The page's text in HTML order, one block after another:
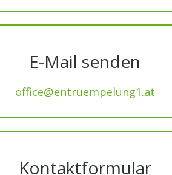
E-Mail senden
office@entruempelung1.at
Kontaktformular